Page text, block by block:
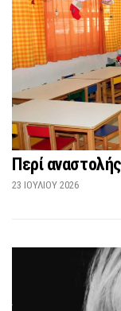
Περί
23 ΙΟΥΛΊΟΥ 2026